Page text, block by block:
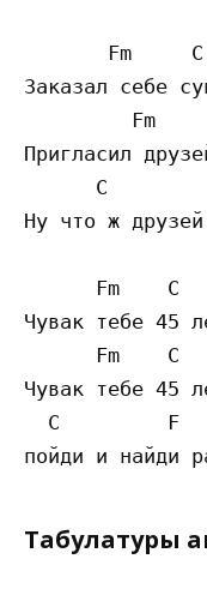
Fm
Заказал себе
Fm
Пригласил
C
Ну что ж
Fm    C
Чувак тебе 45
Fm    C
Чувак тебе 45
  C         F
Табулатуры